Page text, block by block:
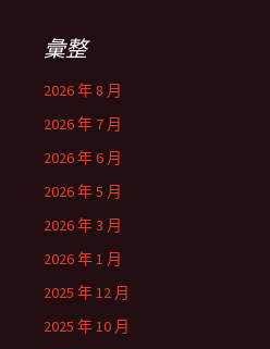
彙整
2026 年 8 月
2026 年 7 月
2026 年 6 月
2026 年 5 月
2026 年 3 月
2026 年 1 月
2025 年 12 月
2025 年 10 月